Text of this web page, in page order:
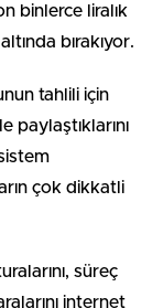
binlerce liralık
bırakıyor.
tahlili için
paylaştıklarını
çok dikkatli
süreç
internet